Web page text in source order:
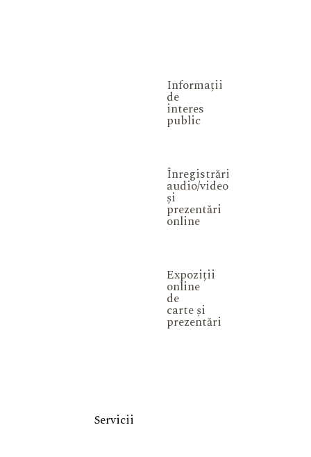
Informații
de
interes
public
Înregistrări
audio/video
și
prezentări
online
Expoziții
online
de
carte și
prezentări
Servicii